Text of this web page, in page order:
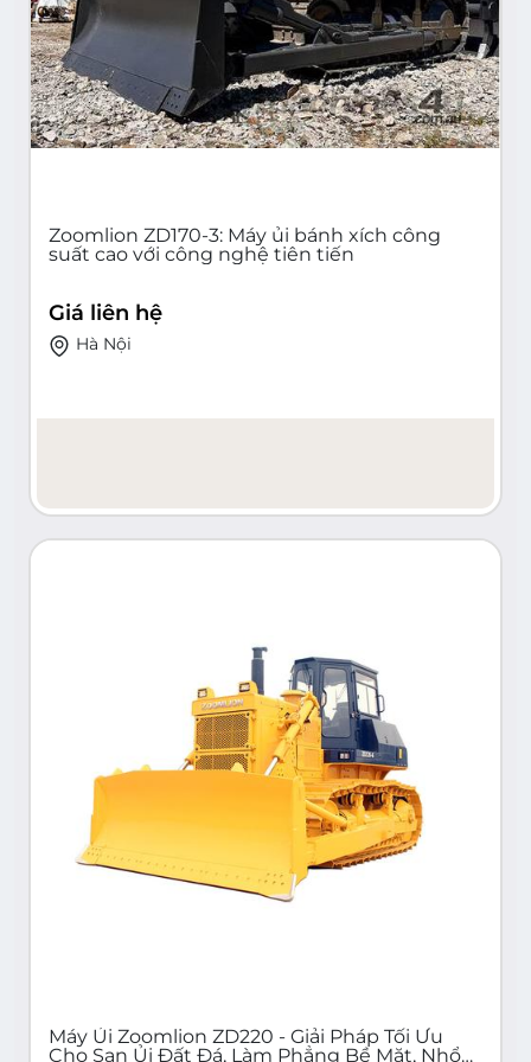
Zoomlion ZD170-3: Máy ủi bánh xích công
suất cao với công nghệ tiên tiến
Giá liên hệ
Hà Nội
Máy Ủi Zoomlion ZD220 - Giải Pháp Tối Ưu
Cho San Ủi Đất Đá, Làm Phẳng Bề Mặt, Nhổ